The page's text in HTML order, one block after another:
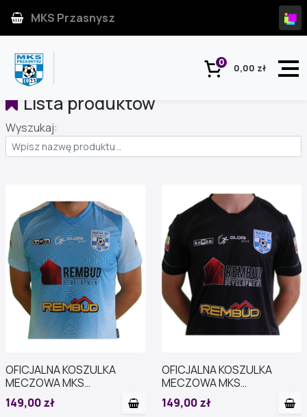
MKS Przasnysz
0 0,00 zł
Lista produktów
Wyszukaj:
OFICJALNA KOSZULKA
MECZOWA MKS
PRZASNYSZ SEZON
2025/2026 blue
149,00 zł
OFICJALNA KOSZULKA
MECZOWA MKS
PRZASNYSZ SEZON
2025/2026 black
149,00 zł